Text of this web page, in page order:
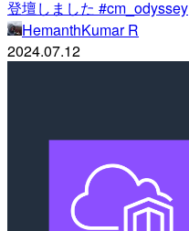
登壇しました #cm_odyssey
HemanthKumar R
2024.07.12